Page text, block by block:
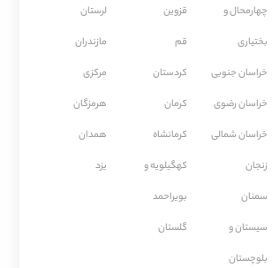
چهارمحال و
بختیاری
خراسان جنوبی
خراسان رضوی
خراسان شمالی
زنجان
سمنان
سیستان و
بلوچستان
قزوین
قم
كردستان
كرمان
كرمانشاه
کهگیلویه و
بویراحمد
گلستان
لرستان
مازندران
مركزی
هرمزگان
همدان
یزد